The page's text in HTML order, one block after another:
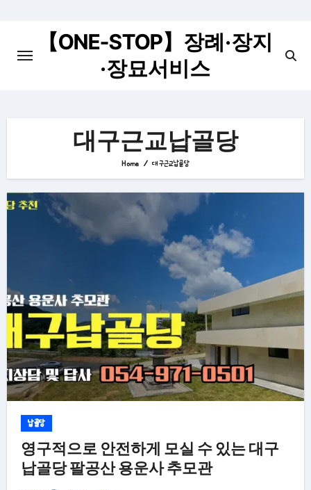
【ONE-STOP】장례·장지
·장묘서비스
대구근교납골당
Home 대구근교납골당
납골당
영구적으로 안전하게 모실 수 있는 대구
납골당 팔공산 용운사 추모관